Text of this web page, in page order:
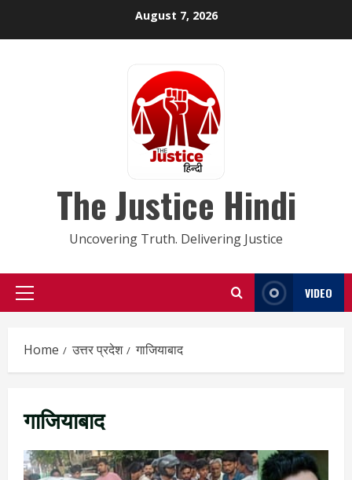
August 7, 2026
The Justice Hindi
Uncovering Truth. Delivering Justice
Primary
VIDEO
Home उत्तर प्रदेश गाजियाबाद
गाजियाबाद